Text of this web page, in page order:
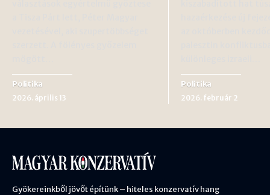
Politika
2026. április 13
Politika
2026. február 2
Gyökereinkből jövőt építünk – hiteles konzervatív hang